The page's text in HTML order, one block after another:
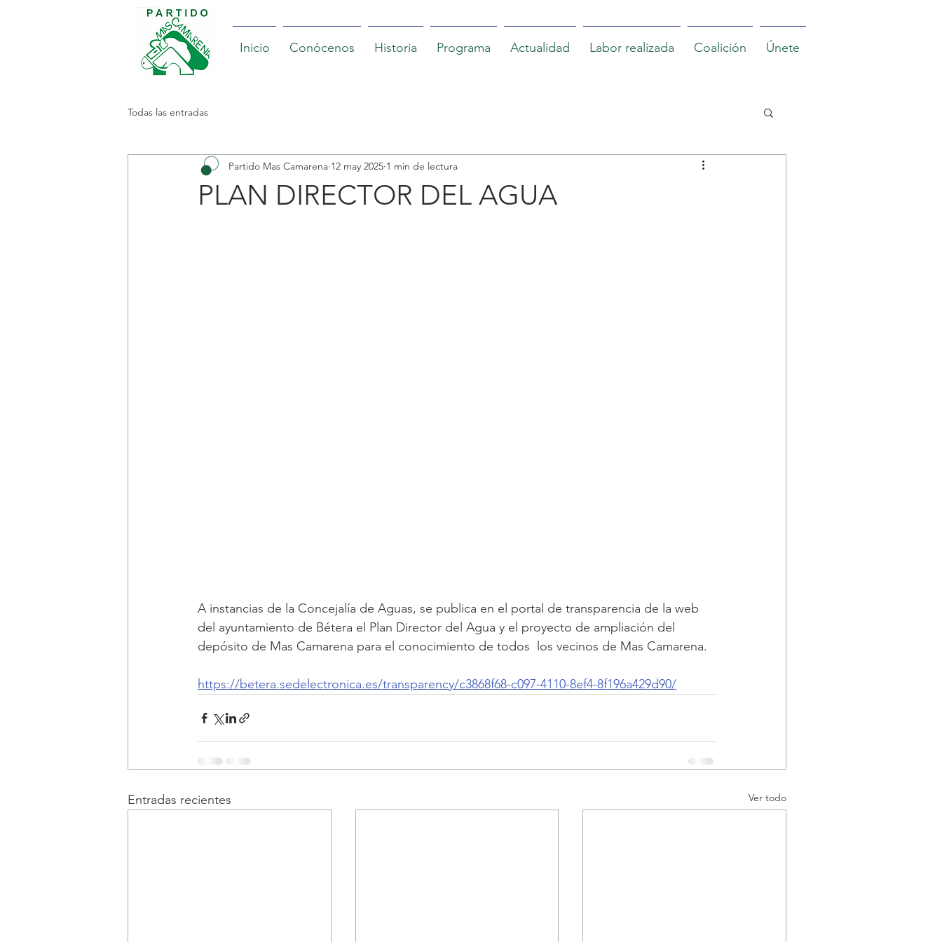
Inicio Conócenos Historia Programa Actualidad Labor realizada Coalición Únete
Todas las entradas
PLAN DIRECTOR DEL AGUA
Partido Mas Camarena 12 may 2025 1 min de lectura
A instancias de la Concejalía de Aguas, se publica en el portal de transparencia de la web
del ayuntamiento de Bétera el Plan Director del Agua y el proyecto de ampliación del
depósito de Mas Camarena para el conocimiento de todos  los vecinos de Mas Camarena.
https://betera.sedelectronica.es/transparency/c3868f68-c097-4110-8ef4-8f196a429d90/
Entradas recientes Ver todo